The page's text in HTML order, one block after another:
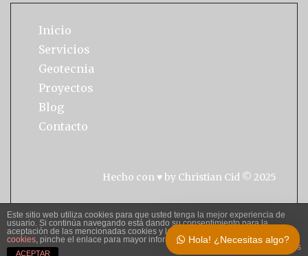
Hola! ¿Necesitas algo?
Inicio
Servicios
Geotecnia
Proyectos
Blog
Contacto
Hecho con ♥ by Christian Cid © 2025
Aviso Legal Política de Privacidad
Este sitio web utiliza cookies para que usted tenga la mejor experiencia de
usuario. Si continúa navegando está dando su consentimiento para la
aceptación de las mencionadas cookies y la aceptación de nuestra
política de
cookies, pinche el enlace para mayor información.
plugin cookies
ACEPTAR